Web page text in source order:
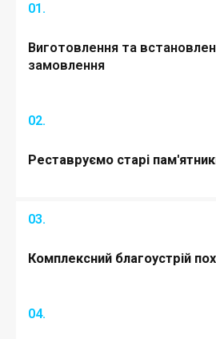
01.
Виготовлення та
замовлення
02.
Реставруємо старі
03.
Комплексний благоустрій
04.